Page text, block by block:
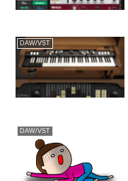
DAW/VST
DAW/VST